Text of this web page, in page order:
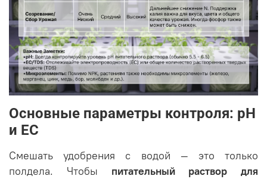
Основные параметры контроля: pH
и EC
Смешать удобрения с водой — это только
полдела. Чтобы
питательный раствор для